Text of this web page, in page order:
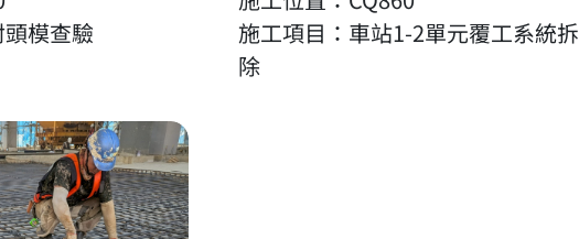
模查驗
施工項目：車站1-2單元覆工系統拆
除
／施工項目：871廢棄物處理廠(A區)1F版區樓版鋼筋加工及綁紮